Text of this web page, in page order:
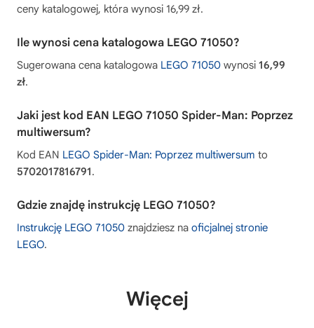
ceny katalogowej, która wynosi 16,99 zł.
Ile wynosi cena katalogowa LEGO 71050?
Sugerowana cena katalogowa LEGO 71050 wynosi 16,99
zł.
Jaki jest kod EAN LEGO 71050 Spider-Man: Poprzez
multiwersum?
Kod EAN LEGO Spider-Man: Poprzez multiwersum to
5702017816791.
Gdzie znajdę instrukcję LEGO 71050?
Instrukcję LEGO 71050 znajdziesz na oficjalnej stronie
LEGO.
Więcej